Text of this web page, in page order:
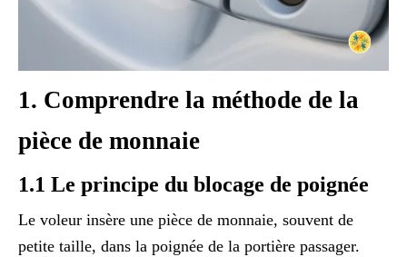
1. Comprendre la méthode de la
pièce de monnaie
1.1 Le principe du blocage de poignée
Le voleur insère une pièce de monnaie, souvent de
petite taille, dans la poignée de la portière passager.